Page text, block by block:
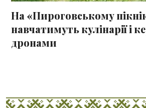
На «Пироговському
навчатимуть кулінарії і
дронами